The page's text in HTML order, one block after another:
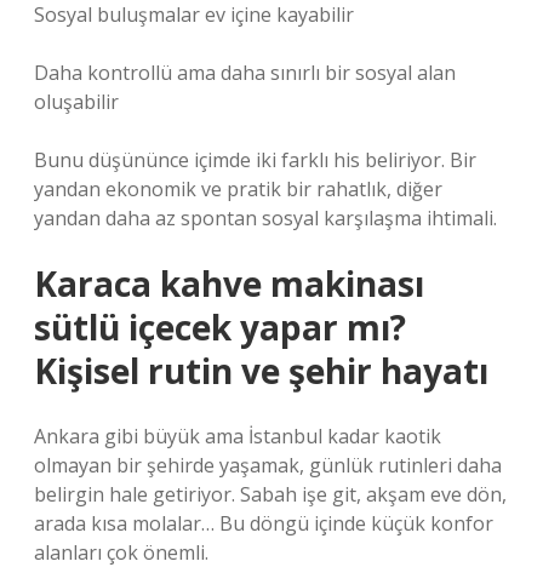
Sosyal buluşmalar ev içine kayabilir
Daha kontrollü ama daha sınırlı bir sosyal alan
oluşabilir
Bunu düşününce içimde iki farklı his beliriyor. Bir
yandan ekonomik ve pratik bir rahatlık, diğer
yandan daha az spontan sosyal karşılaşma ihtimali.
Karaca kahve makinası
sütlü içecek yapar mı?
Kişisel rutin ve şehir hayatı
Ankara gibi büyük ama İstanbul kadar kaotik
olmayan bir şehirde yaşamak, günlük rutinleri daha
belirgin hale getiriyor. Sabah işe git, akşam eve dön,
arada kısa molalar… Bu döngü içinde küçük konfor
alanları çok önemli.